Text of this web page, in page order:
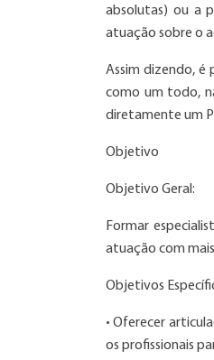
absolutas) ou a
atuação sobre o
Assim dizendo, é
como um todo,
diretamente um
Objetivo
Objetivo Geral:
Formar
atuação com
Objetivos
• Oferecer
os profissionais